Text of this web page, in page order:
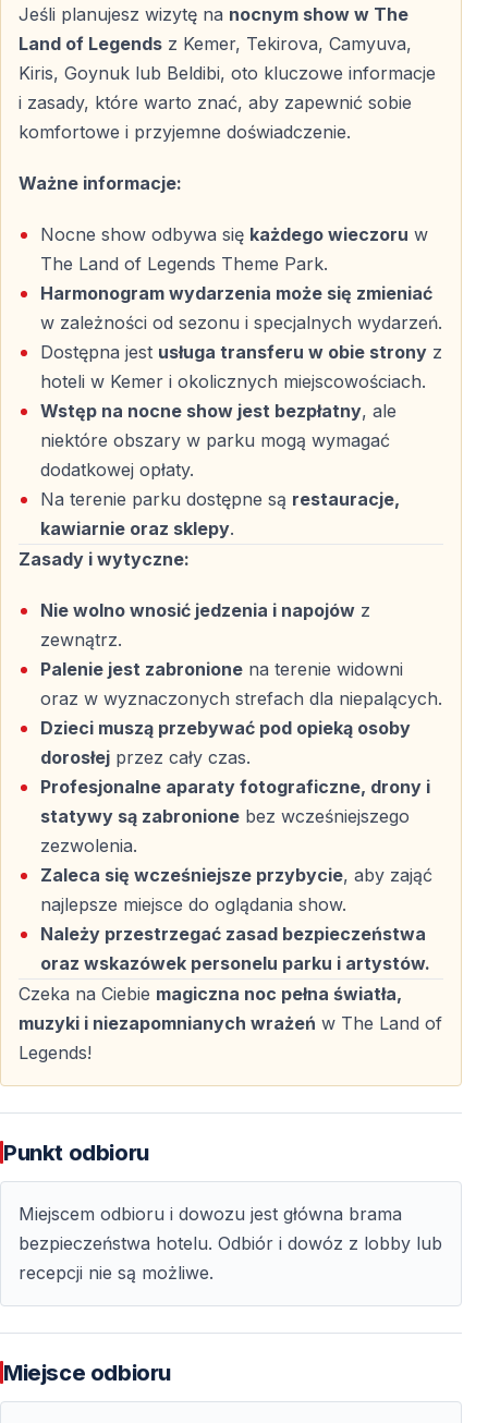
Jeśli planujesz wizytę na nocnym show w The
Land of Legends z Kemer, Tekirova, Camyuva,
Kiris, Goynuk lub Beldibi, oto kluczowe informacje
i zasady, które warto znać, aby zapewnić sobie
komfortowe i przyjemne doświadczenie.
Ważne informacje:
Nocne show odbywa się każdego wieczoru w
The Land of Legends Theme Park.
Harmonogram wydarzenia może się zmieniać
w zależności od sezonu i specjalnych wydarzeń.
Dostępna jest usługa transferu w obie strony z
hoteli w Kemer i okolicznych miejscowościach.
Wstęp na nocne show jest bezpłatny, ale
niektóre obszary w parku mogą wymagać
dodatkowej opłaty.
Na terenie parku dostępne są restauracje,
kawiarnie oraz sklepy.
Zasady i wytyczne:
Nie wolno wnosić jedzenia i napojów z
zewnątrz.
Palenie jest zabronione na terenie widowni
oraz w wyznaczonych strefach dla niepalących.
Dzieci muszą przebywać pod opieką osoby
dorosłej przez cały czas.
Profesjonalne aparaty fotograficzne, drony i
statywy są zabronione bez wcześniejszego
zezwolenia.
Zaleca się wcześniejsze przybycie, aby zająć
najlepsze miejsce do oglądania show.
Należy przestrzegać zasad bezpieczeństwa
oraz wskazówek personelu parku i artystów.
Czeka na Ciebie magiczna noc pełna światła,
muzyki i niezapomnianych wrażeń w The Land of
Legends!
Punkt odbioru
Miejscem odbioru i dowozu jest główna brama
bezpieczeństwa hotelu. Odbiór i dowóz z lobby lub
recepcji nie są możliwe.
Miejsce odbioru